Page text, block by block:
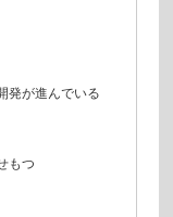
発が進んでいる
もつ